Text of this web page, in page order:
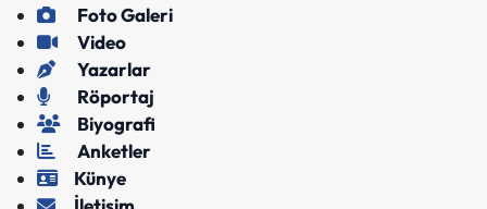
Foto Galeri
Video
Yazarlar
Röportaj
Biyografi
Anketler
Künye